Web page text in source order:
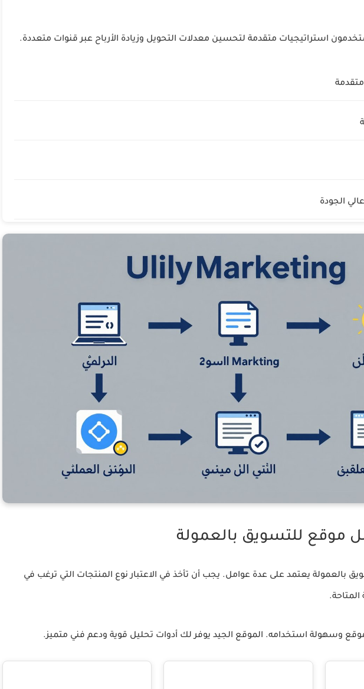
استراتيجيات متقدمة لتحسين معدلات التحويل وزيادة الأرباح عبر قنوات متعددة.
الجودة
موقع للتسويق بالعمولة
بالعمولة يعتمد على عدة عوامل. يجب أن تأخذ في الاعتبار نوع المنتجات التي ترغب في
وسهولة استخدامه. الموقع الجيد يوفر لك أدوات تحليل قوية ودعم فني متميز.